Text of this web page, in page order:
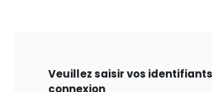
Veuillez saisir vos
connexion